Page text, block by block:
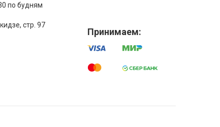
по будням
стр. 97
Принимаем: